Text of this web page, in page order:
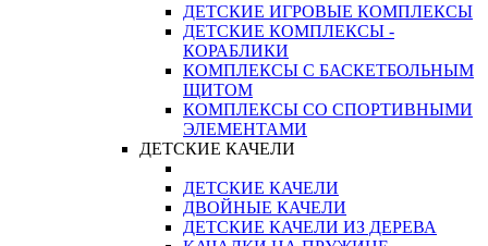
ДЕТСКИЕ ИГРОВЫЕ КОМПЛЕКСЫ
ДЕТСКИЕ КОМПЛЕКСЫ -
КОРАБЛИКИ
КОМПЛЕКСЫ С БАСКЕТБОЛЬНЫМ
ЩИТОМ
КОМПЛЕКСЫ СО СПОРТИВНЫМИ
ЭЛЕМЕНТАМИ
ДЕТСКИЕ КАЧЕЛИ
ДЕТСКИЕ КАЧЕЛИ
ДВОЙНЫЕ КАЧЕЛИ
ДЕТСКИЕ КАЧЕЛИ ИЗ ДЕРЕВА